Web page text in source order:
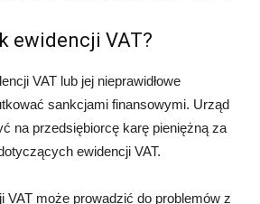
ewidencji VAT?
VAT lub jej nieprawidłowe
sankcjami finansowymi. Urząd
na przedsiębiorcę karę pieniężną za
ewidencji VAT.
VAT może prowadzić do problemów z